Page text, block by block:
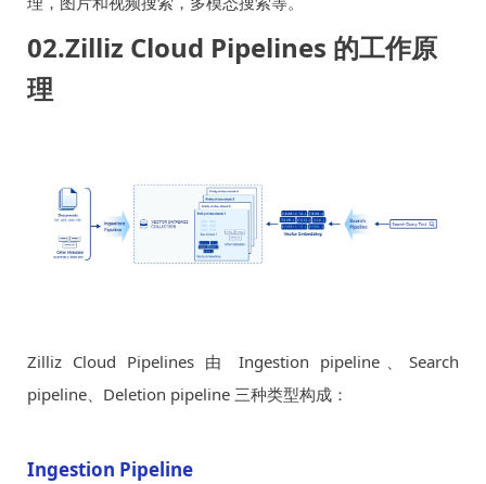
02.Zilliz Cloud Pipelines 的工作原
理
Zilliz Cloud Pipelines 由 Ingestion pipeline、Search
pipeline、Deletion pipeline 三种类型构成：
Ingestion Pipeline